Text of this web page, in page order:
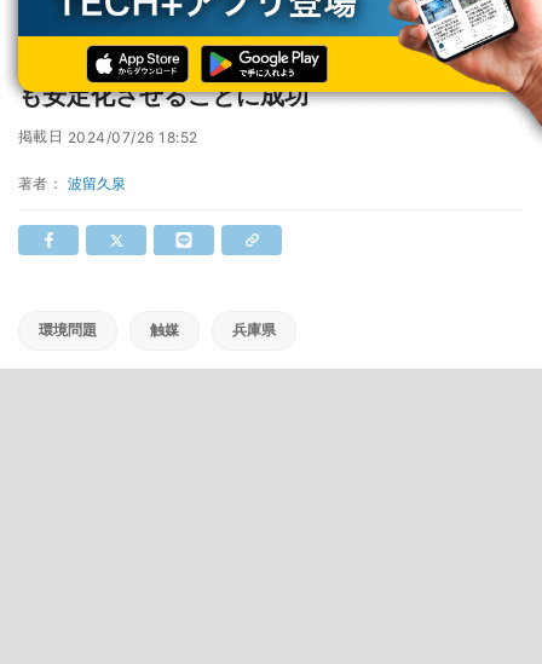
兵庫県立大、アンモニア固体を常温においても安定化させることに成功
兵庫県立大、アンモニア固体を常温において
も安定化させることに成功
掲載日 2024/07/26 18:52
著者： 波留久泉
環境問題 触媒 兵庫県